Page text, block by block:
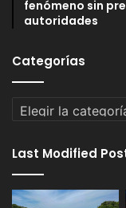
fenómeno sin
autoridades
Categorías
Categorías
Last Modified